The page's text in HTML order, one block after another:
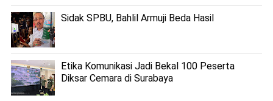
Sidak SPBU, Bahlil Armuji Beda Hasil
Etika Komunikasi Jadi Bekal 100 Peserta
Diksar Cemara di Surabaya